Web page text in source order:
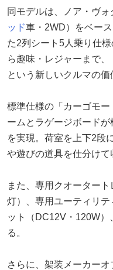
同モデルは、ノア・ヴ
ッド車・2WD）をベー
た2列シート5人乗り仕
ら趣味・レジャーまで、
という新しいクルマの価
標準仕様の「カーゴモ
ームとラゲージボード
を実現。荷室を上下2段
や遊びの道具を仕分けて
また、専用クオーター
灯）、専用ユーティリ
ット（DC12V・120W
る。
さらに、架装メーカー